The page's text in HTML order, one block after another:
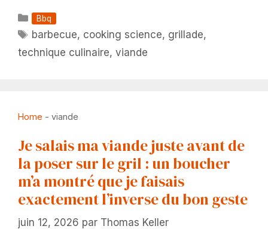
Catégories
Bbq
Étiquettes
barbecue, cooking science, grillade,
technique culinaire, viande
Home - viande
Je salais ma viande juste avant de
la poser sur le gril : un boucher
m’a montré que je faisais
exactement l’inverse du bon geste
juin 12, 2026 par Thomas Keller